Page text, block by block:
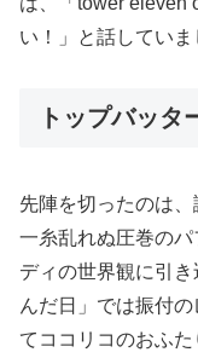
い！」と話していま
トップバッタ
先陣を切ったのは、
一糸乱れぬ圧巻の
ディの世界観に引
んだ日」では振付
てココリコのおふ